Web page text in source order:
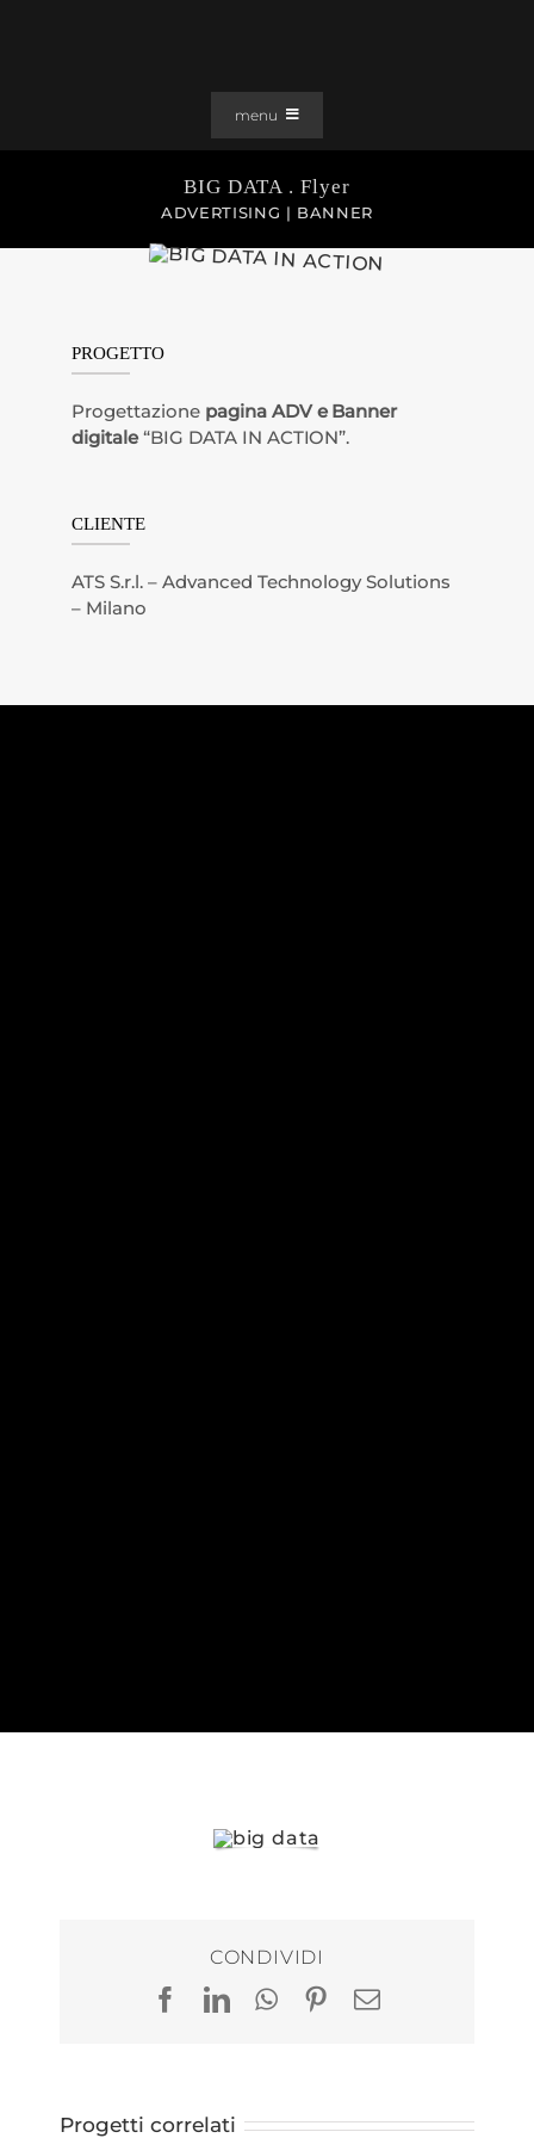
menu
SOLUZIONI WEB
GRAFICA
BIG DATA . Flyer
ADVERTISING | BANNER
PROGETTO
Progettazione pagina ADV e Banner
digitale“BIG DATA IN ACTION”.
CLIENTE
ATS S.r.l. – Advanced Technology Solutions
– Milano
CONDIVIDI
FacebookLinkedIn
WhatsApp
Pinterest
Email
Progetti correlati